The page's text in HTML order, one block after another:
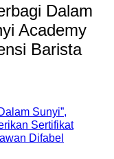
Dalam
Academy
Barista
Sunyi”,
Sertifikat
Difabel